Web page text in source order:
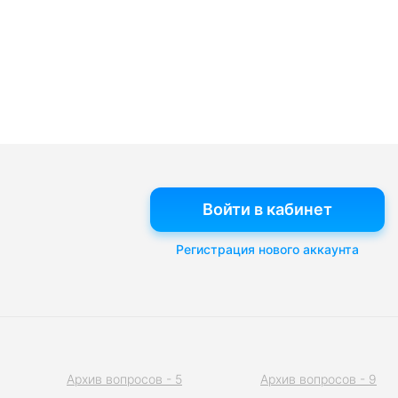
Войти в кабинет
Регистрация нового аккаунта
Архив вопросов - 5
Архив вопросов - 9